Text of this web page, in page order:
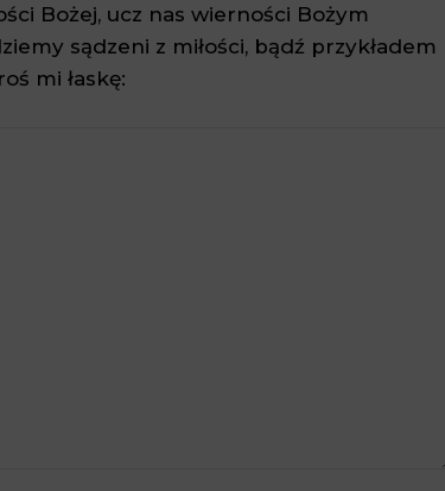
Bożej, ucz nas wierności Bożym
sądzeni z miłości, bądź przykładem
mi łaskę: